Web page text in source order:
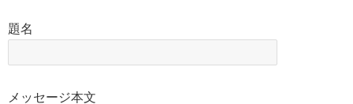
題名
メッセージ本文